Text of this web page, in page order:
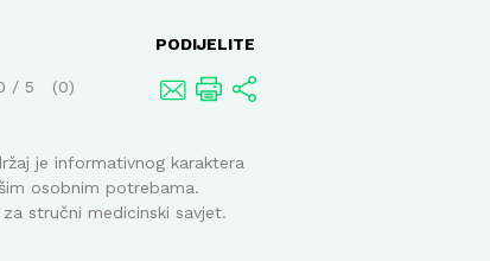
/ 5 0
PODIJELITE
je informativnog karaktera
osobnim potrebama.
stručni medicinski savjet.